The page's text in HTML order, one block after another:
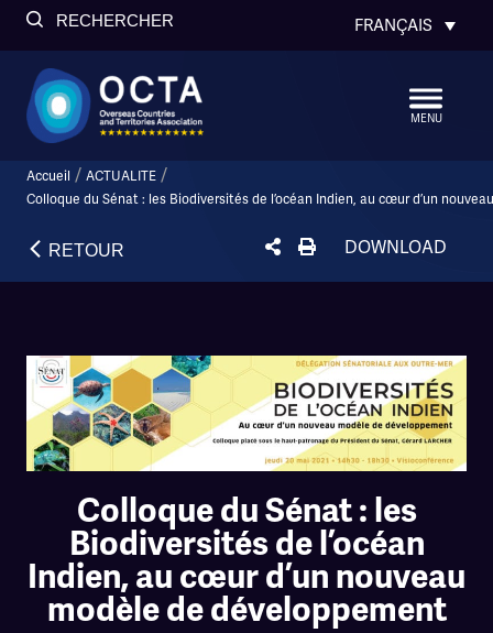
RECHERCHER FRANÇAIS
MENU
Accueil / ACTUALITE /
Colloque du Sénat : les Biodiversités de l’océan Indien, au cœur d’un
RETOUR DOWNLOAD
Colloque du Sénat : les
Biodiversités de l’océan
Indien, au cœur d’un nouveau
modèle de développement